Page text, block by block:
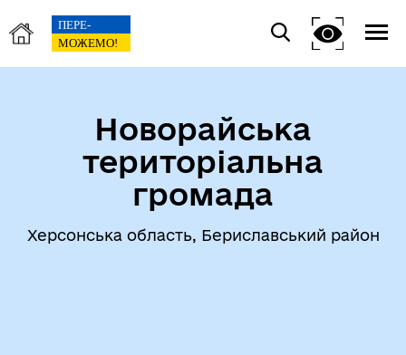
Новорайська
територіальна
громада
Херсонська область, Бериславський район